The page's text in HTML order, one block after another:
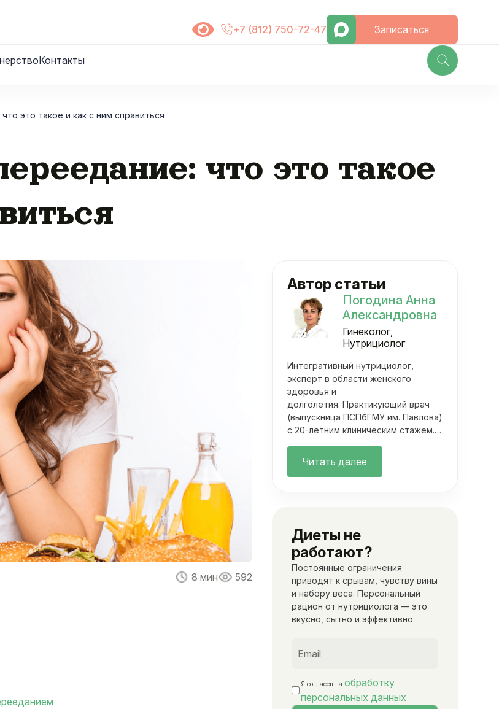
+7 (812) 750-72-47 Записаться
Контакты
это такое и как с ним справиться
что это такое
8 мин 592
Автор статьи
Погодина Анна
Александровна
Гинеколог,
Нутрициолог
Интегративный нутрициолог,
эксперт в области женского
здоровья и
долголетия. Практикующий врач
(выпускница ПСПбГМУ им. Павлова)
с 20-летним клиническим стажем.
медицину с современными
методами нутрициологии. Ее
Читать далее
Диеты не
работают?
Постоянные ограничения
приводят к срывам, чувству вины
и набору веса. Персональный
рацион от нутрициолога — это
вкусно, сытно и эффективно.
Я согласен на обработку
персональных данных